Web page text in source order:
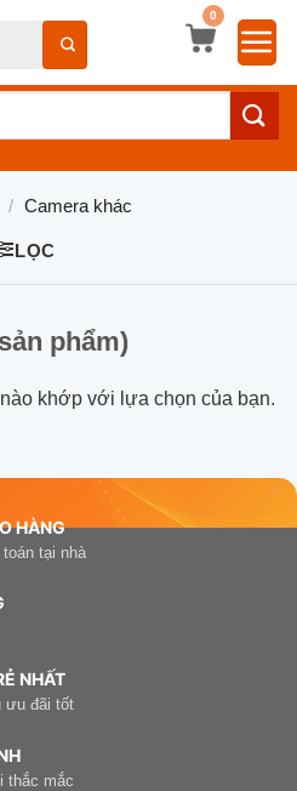
0
/ Camera khác
LỌC
phẩm)
khớp với lựa chọn của bạn.
HÀNG
tại nhà
NHẤT
ưu đãi tốt
thắc mắc